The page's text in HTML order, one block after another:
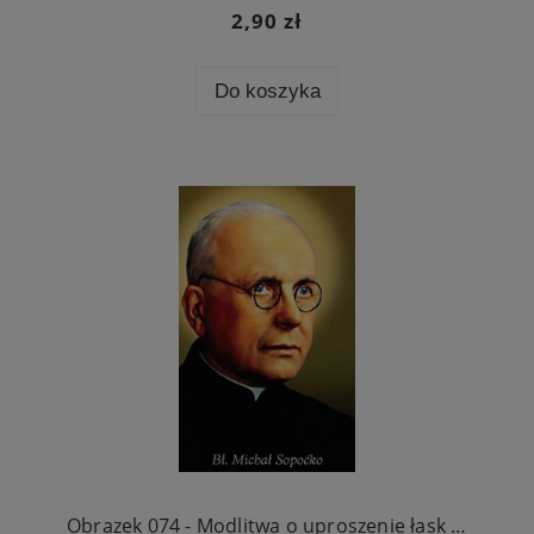
2,90 zł
Do koszyka
Obrazek 074 - Modlitwa o uproszenie łask za wstawiennictwem bł. Michała Sopoćki
Zapisz się na newsletter i otrzymaj
na pierwsze zakupy!
Wydawnictwo.pl.